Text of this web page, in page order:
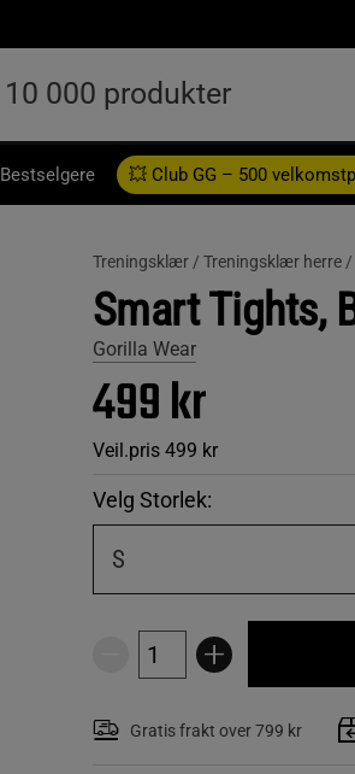
Bestselgere 💥 Club GG – 500
Treningsklær / Treningsklær herre /
Smart Tights,
Gorilla Wear
499 kr
Veil.pris 499 kr
Velg Storlek:
S
Gratis frakt over 799 kr